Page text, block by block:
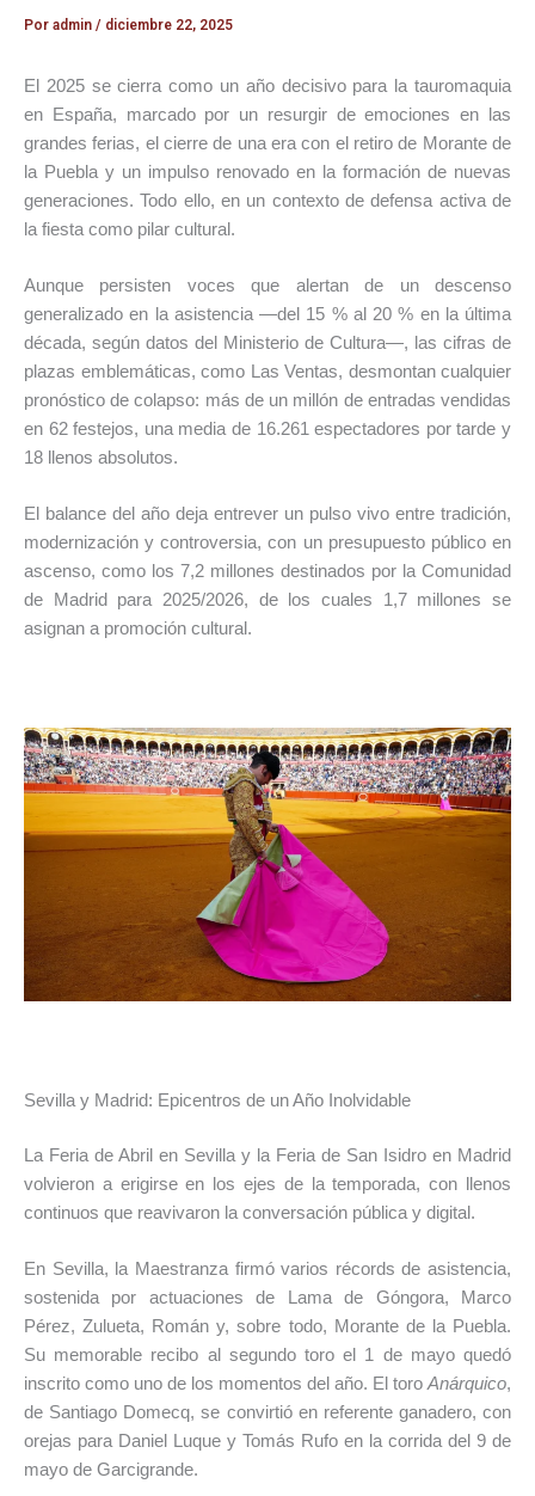
Por admin / diciembre 22, 2025
El 2025 se cierra como un año decisivo para la tauromaquia
en España, marcado por un resurgir de emociones en las
grandes ferias, el cierre de una era con el retiro de Morante de
la Puebla y un impulso renovado en la formación de nuevas
generaciones. Todo ello, en un contexto de defensa activa de
la fiesta como pilar cultural.
Aunque persisten voces que alertan de un descenso
generalizado en la asistencia —del 15 % al 20 % en la última
década, según datos del Ministerio de Cultura—, las cifras de
plazas emblemáticas, como Las Ventas, desmontan cualquier
pronóstico de colapso: más de un millón de entradas vendidas
en 62 festejos, una media de 16.261 espectadores por tarde y
18 llenos absolutos.
El balance del año deja entrever un pulso vivo entre tradición,
modernización y controversia, con un presupuesto público en
ascenso, como los 7,2 millones destinados por la Comunidad
de Madrid para 2025/2026, de los cuales 1,7 millones se
asignan a promoción cultural.
Sevilla y Madrid: Epicentros de un Año Inolvidable
La Feria de Abril en Sevilla y la Feria de San Isidro en Madrid
volvieron a erigirse en los ejes de la temporada, con llenos
continuos que reavivaron la conversación pública y digital.
En Sevilla, la Maestranza firmó varios récords de asistencia,
sostenida por actuaciones de Lama de Góngora, Marco
Pérez, Zulueta, Román y, sobre todo, Morante de la Puebla.
Su memorable recibo al segundo toro el 1 de mayo quedó
inscrito como uno de los momentos del año. El toroAnárquico,
de Santiago Domecq, se convirtió en referente ganadero, con
orejas para Daniel Luque y Tomás Rufo en la corrida del 9 de
mayo de Garcigrande.